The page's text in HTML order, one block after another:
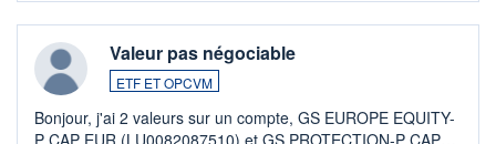
Valeur pas négociable
ETF ET OPCVM
Bonjour, j'ai 2 valeurs sur un compte, GS EUROPE EQUITY-
P CAP EUR (LU0082087510) et GS PROTECTION-P CAP